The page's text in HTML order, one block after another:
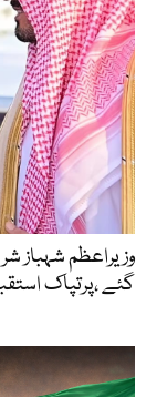
وزیراعظم شہباز
گئے ،پرتپاک